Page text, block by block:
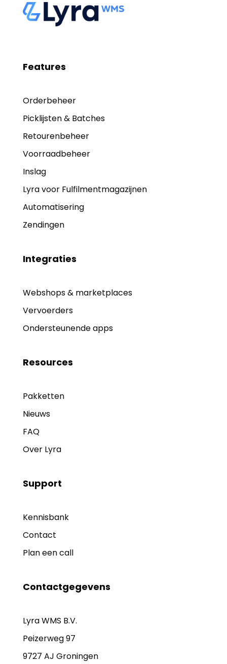
Features
Orderbeheer
Picklijsten & Batches
Retourenbeheer
Voorraadbeheer
Inslag
Lyra voor Fulfilmentmagazijnen
Automatisering
Zendingen
Integraties
Webshops & marketplaces
Vervoerders
Ondersteunende apps
Resources
Pakketten
Nieuws
FAQ
Over Lyra
Support
Kennisbank
Contact
Plan een call
Contactgegevens
Lyra WMS B.V.
Peizerweg 97
9727 AJ Groningen